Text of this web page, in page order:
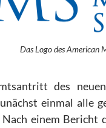
Das Logo des American
des
einmal alle
einem Bericht